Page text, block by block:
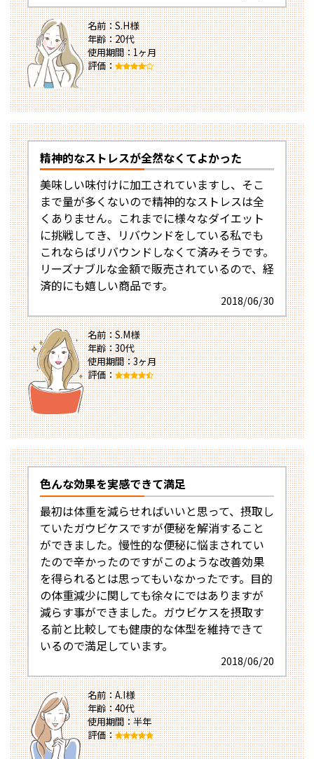
名前：S.H様
年齢：20代
使用期間：1ヶ月
評価：
精神的なストレスが全然なくてよかった
美味しい味付けに加工されていますし、そこ
まで量が多くないので精神的なストレスは全
くありません。これまでに様々なダイエット
に挑戦してき、リバウンドをしている私でも
これならばリバウンドしなくて済みそうです。
リーズナブルな金額で販売されているので、経
済的にも嬉しい商品です。
2018/06/30
名前：S.M様
年齢：30代
使用期間：3ヶ月
評価：
色んな効果を実感できて満足
最初は体重を減らせればいいと思って、摂取し
ていたガウビケスですが便秘を解消すること
ができました。慢性的な便秘に悩まされてい
たので辛かったのですがこのような改善効果
を得られるとは思ってもいなかったです。目的
の体重減少に関しても徐々にではありますが
減らす事ができました。ガウビケスを摂取す
る前と比較しても健康的な体型を維持できて
いるので満足しています。
2018/06/20
名前：A.I様
年齢：40代
使用期間：半年
評価：